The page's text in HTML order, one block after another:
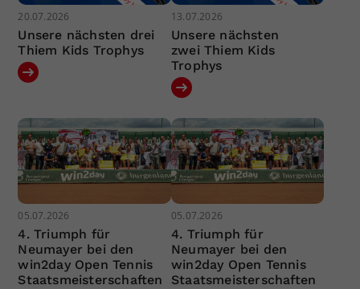
20.07.2026
Unsere nächsten drei
Thiem Kids Trophys
13.07.2026
Unsere nächsten
zwei Thiem Kids
Trophys
05.07.2026
4. Triumph für
Neumayer bei den
win2day Open Tennis
Staatsmeisterschaften
05.07.2026
4. Triumph für
Neumayer bei den
win2day Open Tennis
Staatsmeisterschaften